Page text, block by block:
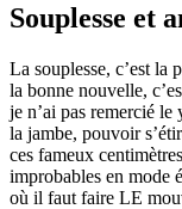
Souplesse et
La souplesse, c’est la
la bonne nouvelle,
je n’ai pas remercié
la jambe, pouvoir
ces fameux
improbables en mode
où il faut faire LE